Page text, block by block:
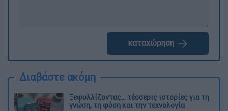
καταχώρηση
Διαβάστε ακόμη
Ξεφυλλίζοντας... τέσσερις ιστορίες για τη
γνώση, τη φύση και την τεχνολογία